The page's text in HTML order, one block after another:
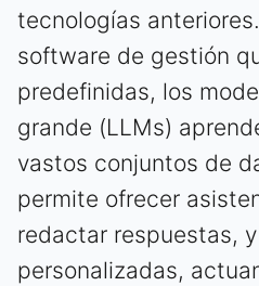
tecnologías
software de gestión
predefinidas, los
grande (LLMs)
vastos conjuntos de
permite ofrecer
redactar respuestas,
personalizadas,